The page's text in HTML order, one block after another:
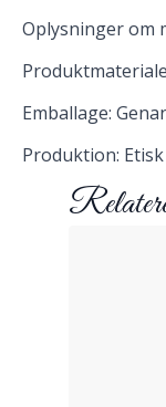
Oplysninger om
Emballage:
Produktion: